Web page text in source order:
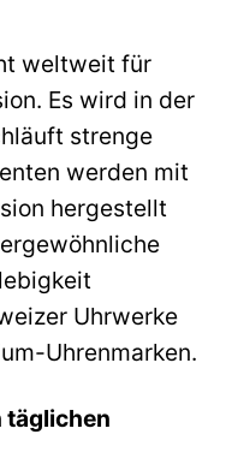
weltweit für
Es wird in der
strenge
werden mit
hergestellt
Uhrwerke
Uhrenmarken.
täglichen